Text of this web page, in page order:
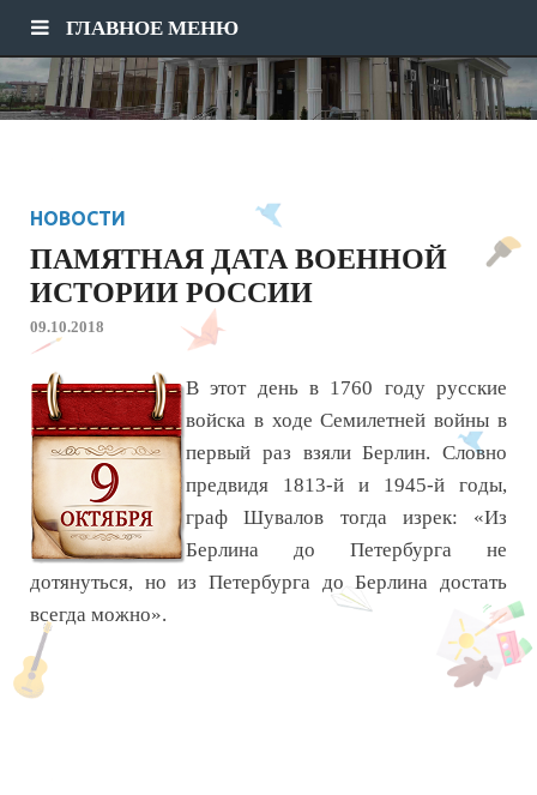
ГЛАВНОЕ МЕНЮ
НОВОСТИ
ПАМЯТНАЯ ДАТА ВОЕННОЙ
ИСТОРИИ РОССИИ
09.10.2018
В этот день в 1760 году русские
войска в ходе Семилетней войны в
первый раз взяли Берлин. Словно
предвидя 1813-й и 1945-й годы,
граф Шувалов тогда изрек: «Из
Берлина до Петербурга не
дотянуться, но из Петербурга до Берлина достать
всегда можно».